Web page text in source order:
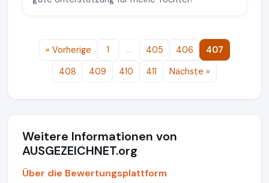
« Vorherige 1 … 405 406
407
408
409 410 411 Nächste »
Weitere Informationen von
AUSGEZEICHNET.org
Über die Bewertungsplattform